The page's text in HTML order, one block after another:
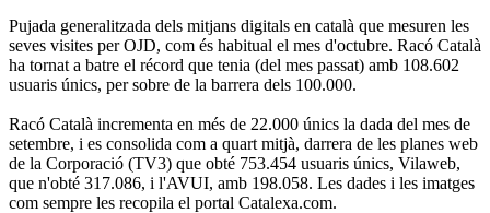
Pujada generalitzada dels mitjans digitals en català que mesuren les
seves visites per OJD, com és habitual el mes d'octubre. Racó Català
ha tornat a batre el récord que tenia (del mes passat) amb 108.602
usuaris únics, per sobre de la barrera dels 100.000.
Racó Català incrementa en més de 22.000 únics la dada del mes de
setembre, i es consolida com a quart mitjà, darrera de les planes web
de la Corporació (TV3) que obté 753.454 usuaris únics, Vilaweb,
que n'obté 317.086, i l'AVUI, amb 198.058. Les dades i les imatges
com sempre les recopila el portal Catalexa.com.